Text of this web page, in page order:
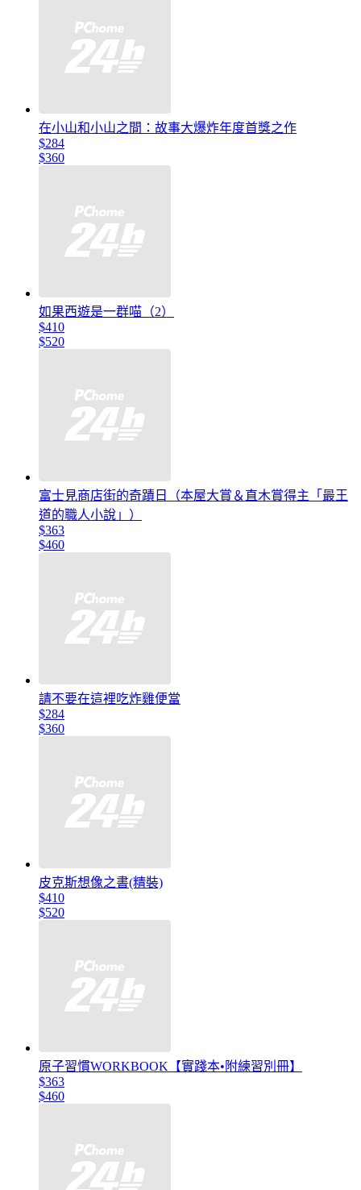
在小山和小山之間：故事大爆炸年度首獎之作
$284
$360
如果西遊是一群喵（2）
$410
$520
富士見商店街的奇蹟日（本屋大賞＆直木賞得主「最王
道的職人小說」）
$363
$460
請不要在這裡吃炸雞便當
$284
$360
皮克斯想像之書(精裝)
$410
$520
原子習慣WORKBOOK【實踐本•附練習別冊】
$363
$460